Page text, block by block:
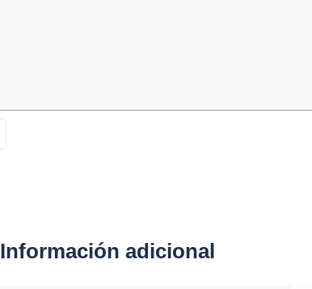
Información adicional